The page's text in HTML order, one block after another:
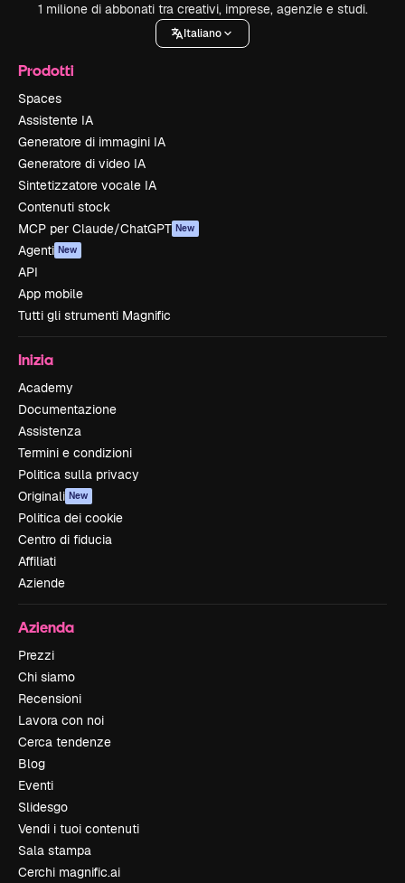
1 milione di abbonati tra creativi, imprese, agenzie e studi.
Italiano
Prodotti
Spaces
Assistente IA
Generatore di immagini IA
Generatore di video IA
Sintetizzatore vocale IA
Contenuti stock
MCP per Claude/ChatGPT New
Agenti New
API
App mobile
Tutti gli strumenti Magnific
Inizia
Academy
Documentazione
Assistenza
Termini e condizioni
Politica sulla privacy
Originali New
Politica dei cookie
Centro di fiducia
Affiliati
Aziende
Azienda
Prezzi
Chi siamo
Recensioni
Lavora con noi
Cerca tendenze
Blog
Eventi
Slidesgo
Vendi i tuoi contenuti
Sala stampa
Cerchi magnific.ai